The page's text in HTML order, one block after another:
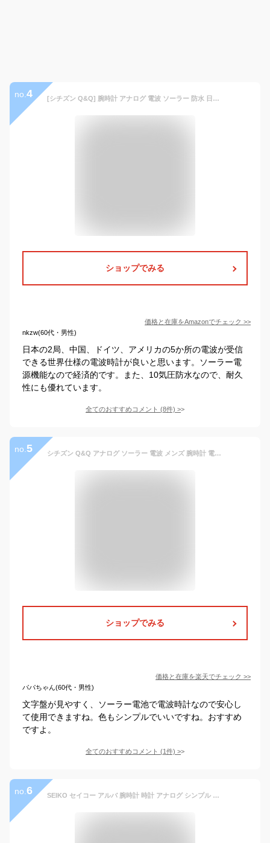
no. 4 [シチズン Q&Q] 腕時計 アナログ 電波 ソーラー 防水 日付 メタルバンド MD02-205 メンズ ブラック
ショップでみる
価格と在庫をAmazonでチェック >>
nkzw(60代・男性)
日本の2局、中国、ドイツ、アメリカの5か所の電波が受信
できる世界仕様の電波時計が良いと思います。ソーラー電
源機能なので経済的です。また、10気圧防水なので、耐久
性にも優れています。
全てのおすすめコメント (8件) >
no. 5 シチズン Q&Q アナログ ソーラー 電波 メンズ 腕時計 電波時計 hg08-202 シルバー×ブラック 黒 【あす楽】
ショップでみる
価格と在庫を楽天でチェック >>
パパちゃん(60代・男性)
文字盤が見やすく、ソーラー電池で電波時計なので安心し
て使用できますね。色もシンプルでいいですね。おすすめ
ですよ。
全てのおすすめコメント (1件) >
no. 6 SEIKO セイコー アルバ 腕時計 時計 アナログ シンプル メンズ アラビア数字 見やすい 文字盤 蛇腹 蛇腹バンド ジャバラ ジャバラベルト つけやすい 外しやすい シルバー 男性 男子 受験 受験腕時計 受験時計 秒針 秒針付き 試験 模試 入試